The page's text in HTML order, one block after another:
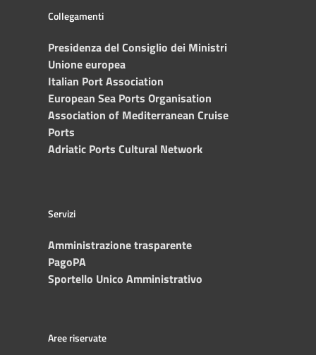
Collegamenti
Presidenza del Consiglio dei Ministri
Unione europea
Italian Port Association
European Sea Ports Organisation
Association of Mediterranean Cruise
Ports
Adriatic Ports Cultural Network
Servizi
Amministrazione trasparente
PagoPA
Sportello Unico Amministrativo
Aree riservate